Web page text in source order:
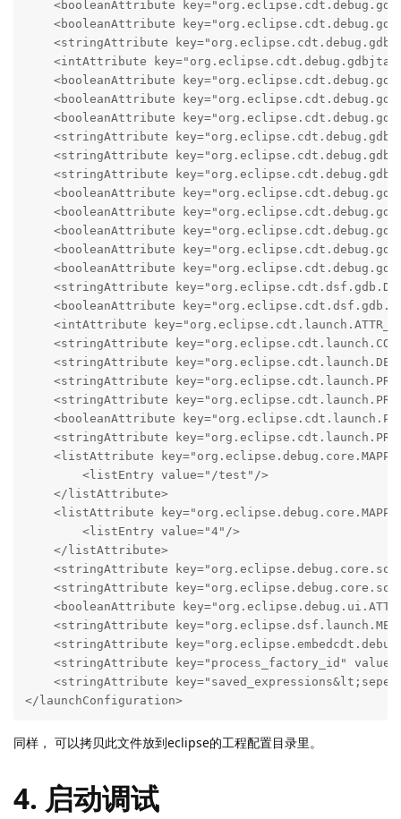
同样， 可以拷贝此文件放到eclipse的工程配置目录里。
4. 启动调试